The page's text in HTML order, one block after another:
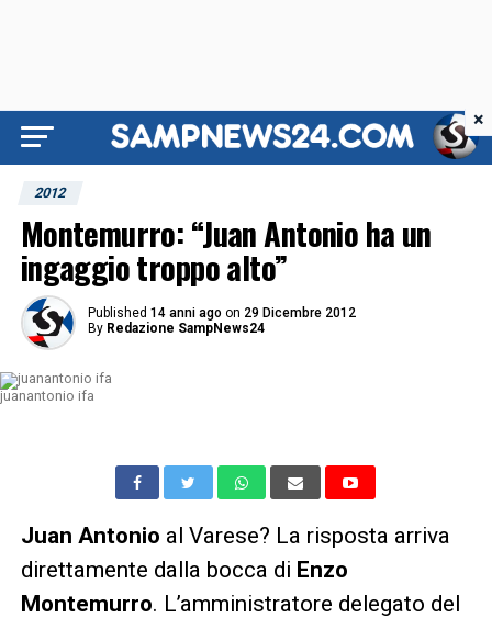
2012
Montemurro: “Juan Antonio ha un
ingaggio troppo alto”
Published 14 anni ago on 29 Dicembre 2012
By Redazione SampNews24
juanantonio ifa
Juan Antonio al Varese? La risposta arriva
direttamente dalla bocca di Enzo
Montemurro. L’amministratore delegato del
×